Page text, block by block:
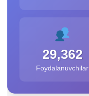
29,362
Foydalanuvchilar